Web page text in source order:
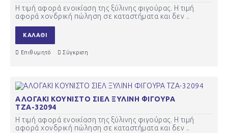
Η τιμή αφορά ενοικίαση της ξύλινης φιγούρας. Η τιμή
αφορά χονδρική πώληση σε καταστήματα και δεν ..
ΚΑΛΆΘΙ
Επιθυμητό Σύγκριση
ΑΛΟΓΑΚΙ ΚΟΥΝΙΣΤΟ ΣΙΕΛ ΞΥΛΙΝΗ ΦΙΓΟΥΡΑ
ΤΖΑ-32094
Η τιμή αφορά ενοικίαση της ξύλινης φιγούρας. Η τιμή
αφορά χονδρική πώληση σε καταστήματα και δεν ..